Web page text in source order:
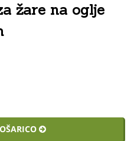
žare na oglje